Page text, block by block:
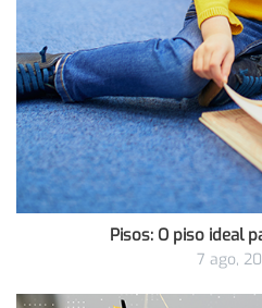
Pisos: O piso ideal
7 ago,